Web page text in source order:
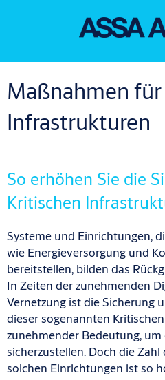
Maßnahmen
Infrastrukturen
So erhöhen Sie die
Kritischen
Systeme und Einrichtungen,
wie Energieversorgung und
bereitstellen, bilden das
In Zeiten der zunehmenden
Vernetzung ist die Sicherung
dieser sogenannten
zunehmender Bedeutung,
sicherzustellen. Doch die
solchen Einrichtungen ist so